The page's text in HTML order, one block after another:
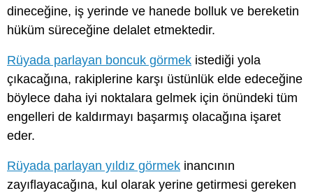
dineceğine, iş yerinde ve hanede bolluk ve bereketin
hüküm süreceğine delalet etmektedir.
Rüyada parlayan boncuk görmek istediği yola
çıkacağına, rakiplerine karşı üstünlük elde edeceğine
böylece daha iyi noktalara gelmek için önündeki tüm
engelleri de kaldırmayı başarmış olacağına işaret
eder.
Rüyada parlayan yıldız görmek inancının
zayıflayacağına, kul olarak yerine getirmesi gereken